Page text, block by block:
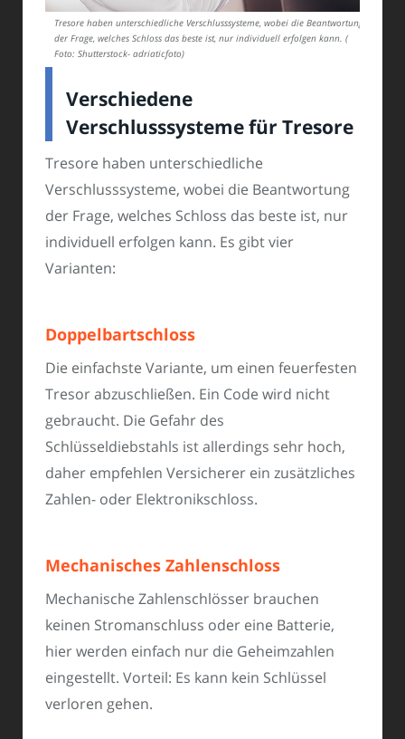
Tresore haben unterschiedliche Verschlusssysteme, wobei die Beantwortung
der Frage, welches Schloss das beste ist, nur individuell erfolgen kann. (
Foto: Shutterstock- adriaticfoto)
Verschiedene
Verschlusssysteme für Tresore
Tresore haben unterschiedliche
Verschlusssysteme, wobei die Beantwortung
der Frage, welches Schloss das beste ist, nur
individuell erfolgen kann. Es gibt vier
Varianten:
Doppelbartschloss
Die einfachste Variante, um einen feuerfesten
Tresor abzuschließen. Ein Code wird nicht
gebraucht. Die Gefahr des
Schlüsseldiebstahls ist allerdings sehr hoch,
daher empfehlen Versicherer ein zusätzliches
Zahlen- oder Elektronikschloss.
Mechanisches Zahlenschloss
Mechanische Zahlenschlösser brauchen
keinen Stromanschluss oder eine Batterie,
hier werden einfach nur die Geheimzahlen
eingestellt. Vorteil: Es kann kein Schlüssel
verloren gehen.